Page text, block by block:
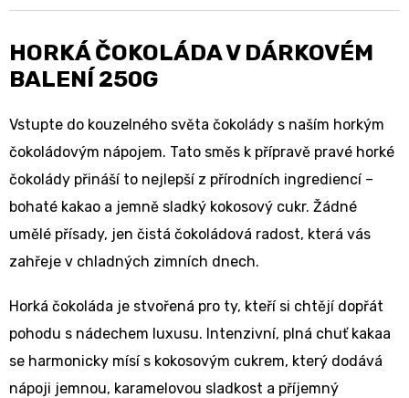
aromat
žádné aromata,
ale...
HORKÁ ČOKOLÁDA V DÁRKOVÉM
BALENÍ 250G
Vstupte do kouzelného světa čokolády s naším horkým
čokoládovým nápojem. Tato směs k přípravě pravé horké
čokolády přináší to nejlepší z přírodních ingrediencí –
bohaté kakao a jemně sladký kokosový cukr. Žádné
umělé přísady, jen čistá čokoládová radost, která vás
zahřeje v chladných zimních dnech.
Horká čokoláda je stvořená pro ty, kteří si chtějí dopřát
pohodu s nádechem luxusu. Intenzivní, plná chuť kakaa
se harmonicky mísí s kokosovým cukrem, který dodává
nápoji jemnou, karamelovou sladkost a příjemný